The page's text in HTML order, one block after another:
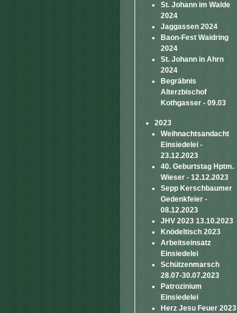
St. Johann im Walde
2024
Jaggassen 2024
Baon-Fest Waidring
2024
St. Johann in Ahrn
2024
Begräbnis
Alterzbischof
Kothgasser - 09.03
2023
Weihnachtsandacht
Einsiedelei -
23.12.2023
40. Geburtstag Hptm.
Wieser - 12.12.2023
Sepp Kerschbaumer
Gedenkfeier -
08.12.2023
JHV 2023 13.10.2023
Knödeltisch 2023
Arbeitseinsatz
Einsiedelei
Schützenmarsch
28.07-30.07.2023
Patrozinium
Einsiedelei
Herz Jesu Feuer 2023